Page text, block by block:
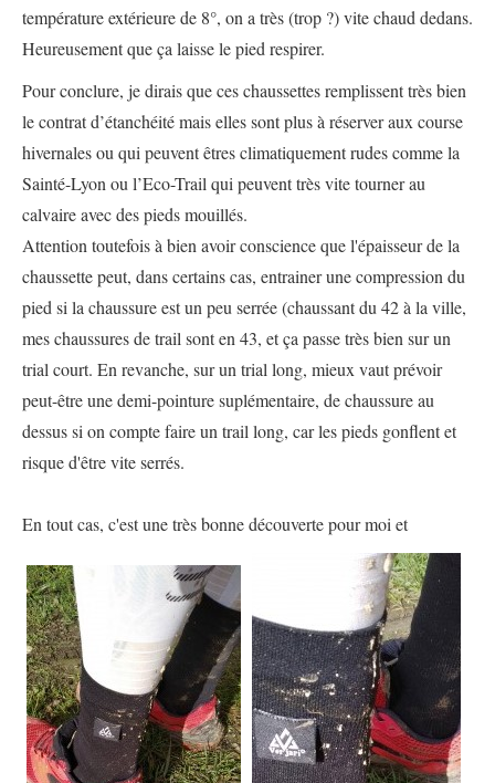
température extérieure de 8°, on a très (trop ?) vite chaud dedans.
Heureusement que ça laisse le pied respirer.
Pour conclure, je dirais que ces chaussettes remplissent très bien
le contrat d’étanchéité mais elles sont plus à réserver aux course
hivernales ou qui peuvent êtres climatiquement rudes comme la
Sainté-Lyon ou l’Eco-Trail qui peuvent très vite tourner au
calvaire avec des pieds mouillés.
Attention toutefois à bien avoir conscience que l'épaisseur de la
chaussette peut, dans certains cas, entrainer une compression du
pied si la chaussure est un peu serrée (chaussant du 42 à la ville,
mes chaussures de trail sont en 43, et ça passe très bien sur un
trial court. En revanche, sur un trial long, mieux vaut prévoir
peut-être une demi-pointure suplémentaire, de chaussure au
dessus si on compte faire un trail long, car les pieds gonflent et
risque d'être vite serrés.
En tout cas, c'est une très bonne découverte pour moi et